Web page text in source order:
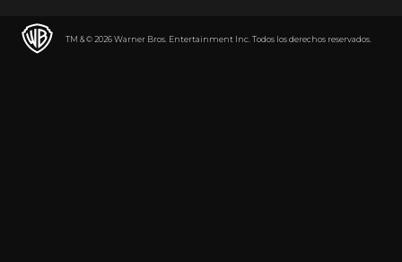
TM & © 2026 Warner Bros. Entertainment Inc. Todos los derechos reservados.